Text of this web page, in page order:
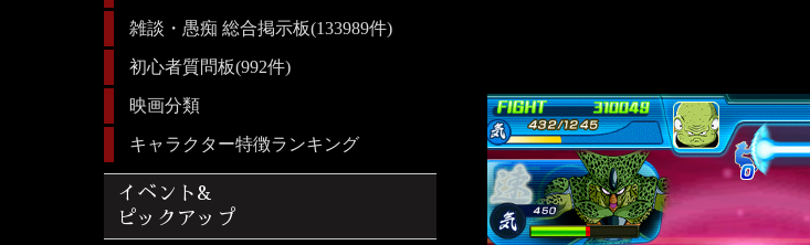
雑談・愚痴 総合掲示板(133989件)
初心者質問板(992件)
映画分類
キャラクター特徴ランキング
イベント&
ピックアップ